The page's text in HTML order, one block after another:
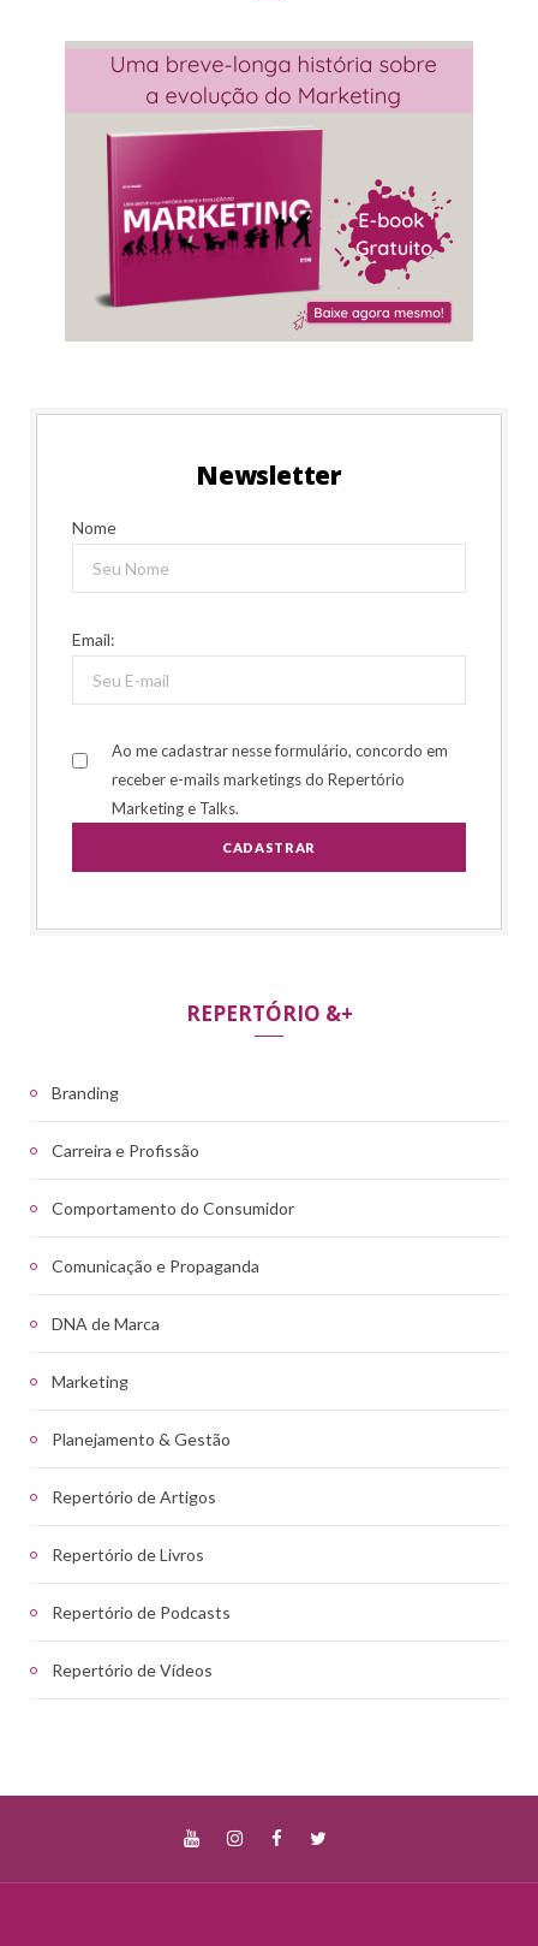
Newsletter
Nome
Email:
Ao me cadastrar nesse formulário, concordo em
receber e-mails marketings do Repertório
Marketing e Talks.
REPERTÓRIO &+
Branding
Carreira e Profissão
Comportamento do Consumidor
Comunicação e Propaganda
DNA de Marca
Marketing
Planejamento & Gestão
Repertório de Artigos
Repertório de Livros
Repertório de Podcasts
Repertório de Vídeos